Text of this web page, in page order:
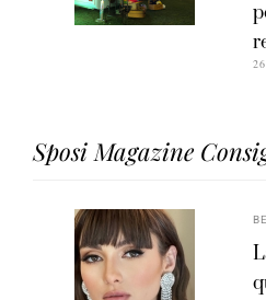
Sposi Magazine